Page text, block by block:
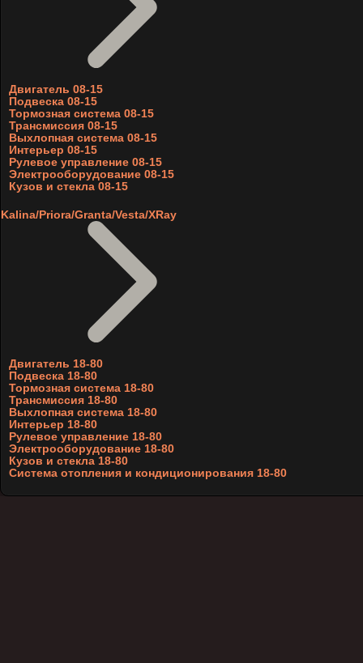
Двигатель 08-15
Подвеска 08-15
Тормозная система 08-15
Трансмиссия 08-15
Выхлопная система 08-15
Интерьер 08-15
Рулевое управление 08-15
Электрооборудование 08-15
Кузов и стекла 08-15
Kalina/Priora/Granta/Vesta/XRay
Двигатель 18-80
Подвеска 18-80
Тормозная система 18-80
Трансмиссия 18-80
Выхлопная система 18-80
Интерьер 18-80
Рулевое управление 18-80
Электрооборудование 18-80
Кузов и стекла 18-80
Система отопления и кондиционирования 18-80